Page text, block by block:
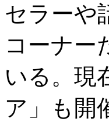
セラーや
コーナー
いる。現
ア」も開